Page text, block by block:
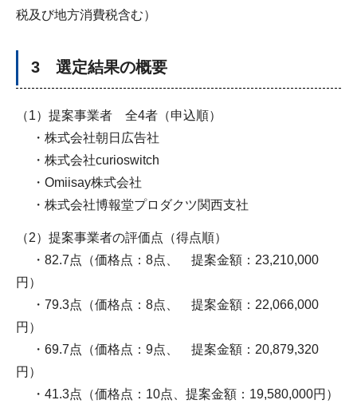
税及び地方消費税含む）
3 選定結果の概要
（1）提案事業者 全4者（申込順）
・株式会社朝日広告社
・株式会社curioswitch
・Omiisay株式会社
・株式会社博報堂プロダクツ関西支社
（2）提案事業者の評価点（得点順）
・82.7点（価格点：8点、 提案金額：23,210,000
円）
・79.3点（価格点：8点、 提案金額：22,066,000
円）
・69.7点（価格点：9点、 提案金額：20,879,320
円）
・41.3点（価格点：10点、提案金額：19,580,000円）